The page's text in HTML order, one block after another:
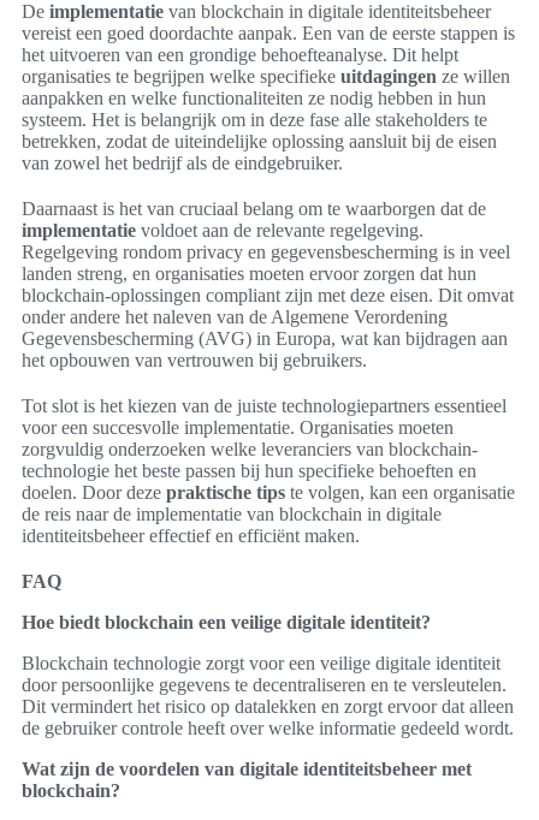
De implementatie van blockchain in digitale identiteitsbeheer
vereist een goed doordachte aanpak. Een van de eerste stappen is
het uitvoeren van een grondige behoefteanalyse. Dit helpt
organisaties te begrijpen welke specifieke uitdagingen ze willen
aanpakken en welke functionaliteiten ze nodig hebben in hun
systeem. Het is belangrijk om in deze fase alle stakeholders te
betrekken, zodat de uiteindelijke oplossing aansluit bij de eisen
van zowel het bedrijf als de eindgebruiker.
Daarnaast is het van cruciaal belang om te waarborgen dat de
implementatie voldoet aan de relevante regelgeving.
Regelgeving rondom privacy en gegevensbescherming is in veel
landen streng, en organisaties moeten ervoor zorgen dat hun
blockchain-oplossingen compliant zijn met deze eisen. Dit omvat
onder andere het naleven van de Algemene Verordening
Gegevensbescherming (AVG) in Europa, wat kan bijdragen aan
het opbouwen van vertrouwen bij gebruikers.
Tot slot is het kiezen van de juiste technologiepartners essentieel
voor een succesvolle implementatie. Organisaties moeten
zorgvuldig onderzoeken welke leveranciers van blockchain-
technologie het beste passen bij hun specifieke behoeften en
doelen. Door deze praktische tips te volgen, kan een organisatie
de reis naar de implementatie van blockchain in digitale
identiteitsbeheer effectief en efficiënt maken.
FAQ
Hoe biedt blockchain een veilige digitale identiteit?
Blockchain technologie zorgt voor een veilige digitale identiteit
door persoonlijke gegevens te decentraliseren en te versleutelen.
Dit vermindert het risico op datalekken en zorgt ervoor dat alleen
de gebruiker controle heeft over welke informatie gedeeld wordt.
Wat zijn de voordelen van digitale identiteitsbeheer met
blockchain?